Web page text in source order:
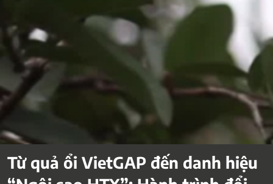
Từ quả ổi VietGAP đến danh hiệu